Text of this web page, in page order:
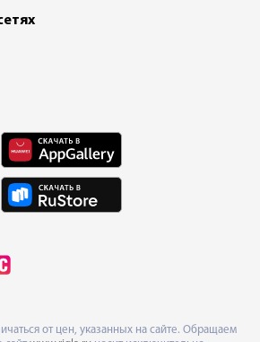
от цен, указанных на сайте. Обращаем